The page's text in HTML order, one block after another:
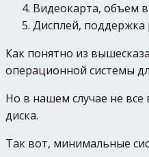
Видеокарта, объем
Дисплей, поддержка
Как понятно из
операционной системы
Но в нашем случае не
диска.
Так вот, минимальные